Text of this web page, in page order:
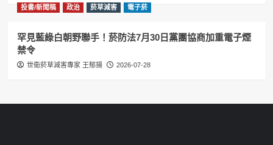
投書/新聞稿 政治 菸草減害 電子菸
罕見藍綠白朝野聯手！菸防法7月30日黨團協商加重電子煙
禁令
世衛菸草減害專家 王郁揚 2026-07-28